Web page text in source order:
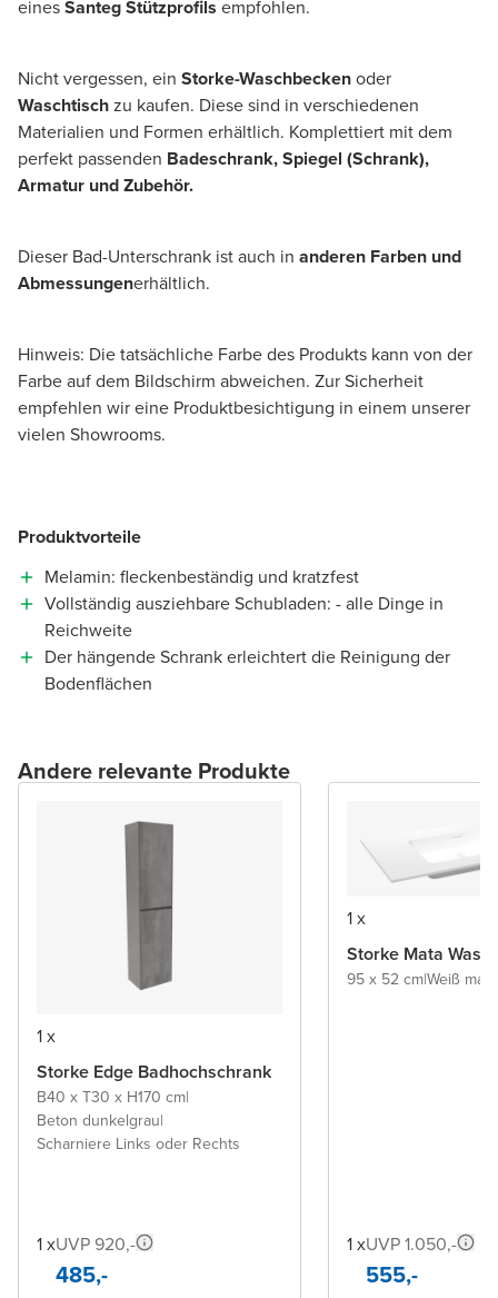
einesSanteg Stützprofils empfohlen.
Nicht vergessen, ein Storke-Waschbeckenoder
Waschtischzu kaufen. Diese sind in verschiedenen
Materialien und Formen erhältlich. Komplettiert mit dem
perfekt passenden Badeschrank, Spiegel (Schrank),
Armatur und Zubehör.
Dieser Bad-Unterschrank ist auch in anderen Farben und
Abmessungenerhältlich.
Hinweis: Die tatsächliche Farbe des Produkts kann von der
Farbe auf dem Bildschirm abweichen. Zur Sicherheit
empfehlen wir eine Produktbesichtigung in einem unserer
vielen Showrooms.
Produktvorteile
Melamin: fleckenbeständig und kratzfest
Vollständig ausziehbare Schubladen: - alle Dinge in
Reichweite
Der hängende Schrank erleichtert die Reinigung der
Bodenflächen
Andere relevante Produkte
1 x
Storke Edge Badhochschrank
B40 x T30 x H170 cm|
Beton dunkelgrau|
Scharniere Links oder Rechts
1 xUVP 920,-
485,-
1 x
Storke Mata
95 x 52 cm|Weiß matt
1 xUVP 1.050,-
555,-